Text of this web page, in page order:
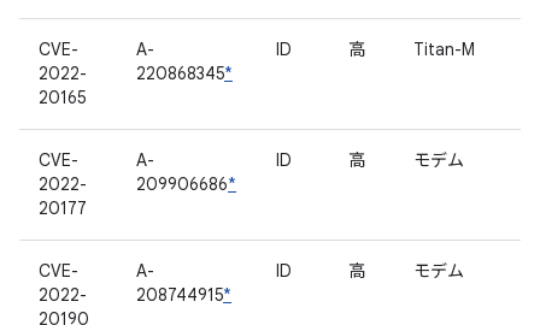
CVE-
2022-
20165
A-
220868345*
ID 高 Titan-M
CVE-
2022-
20177
A-
209906686*
ID 高 モデム
CVE-
2022-
20190
A-
208744915*
ID 高 モデム